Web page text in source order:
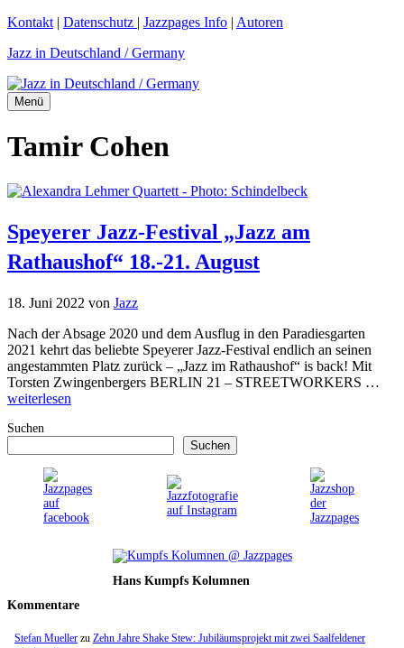
Zum
springen
Kontakt | Datenschutz | Jazzpages Info | Autoren
Jazz in Deutschland / Germany
Menü
Tamir Cohen
Speyerer Jazz-Festival „Jazz am
Rathaushof“ 18.-21. August
18. Juni 2022 von Jazz
Nach der Absage 2020 und dem Ausflug in den Paradiesgarten
2021 kehrt das beliebte Speyerer Jazz-Festival endlich an seinen
angestammten Platz zurück – „Jazz im Rathaushof“ is back! Mit
Torsten Zwingenbergers BERLIN 21 – STREETWORKERS …
weiterlesen
Suchen
Suchen
Hans Kumpfs Kolumnen
Kommentare
Stefan Mueller zu Zehn Jahre Shake Stew: Jubiläumsprojekt mit zwei Saalfeldener